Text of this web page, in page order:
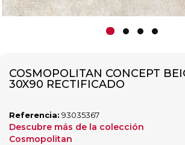
COSMOPOLITAN CONCEPT
30X90 RECTIFICADO
Referencia: 93035367
Descubre más de la colección
Cosmopolitan